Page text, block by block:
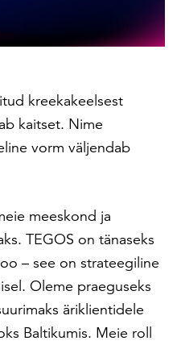
kreekakeelsest
kaitset. Nime
vorm väljendab
meeskond ja
TEGOS on tänaseks
– see on strateegiline
Oleme praeguseks
äriklientidele
Baltikumis. Meie roll